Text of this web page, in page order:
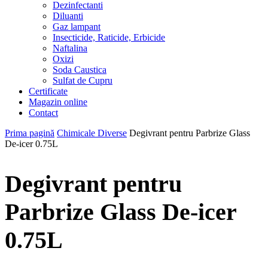
Dezinfectanti
Diluanti
Gaz lampant
Insecticide, Raticide, Erbicide
Naftalina
Oxizi
Soda Caustica
Sulfat de Cupru
Certificate
Magazin online
Contact
Prima pagină Chimicale Diverse Degivrant pentru Parbrize Glass
De-icer 0.75L
Degivrant pentru
Parbrize Glass De-icer
0.75L